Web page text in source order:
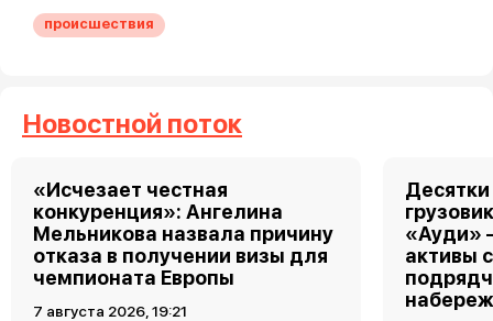
происшествия
Новостной поток
«Исчезает честная
конкуренция»: Ангелина
Мельникова назвала причину
отказа в получении визы для
чемпионата Европы
7 августа 2026, 19:21
«Ауди»
активы